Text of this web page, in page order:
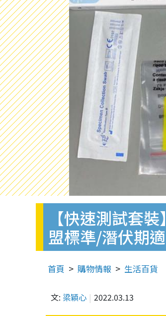
【快速測試套
盟標準/潛伏期
首頁 購物情報 生活百貨
文: 梁穎心 2022.03.13